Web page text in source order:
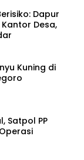
Dapur
Desa,
Kuning di
Satpol PP